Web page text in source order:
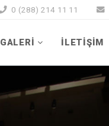
0 (288) 214 11 11
GALERİ İLETİŞİM